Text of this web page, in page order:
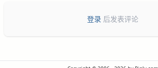
登录 后发表评论